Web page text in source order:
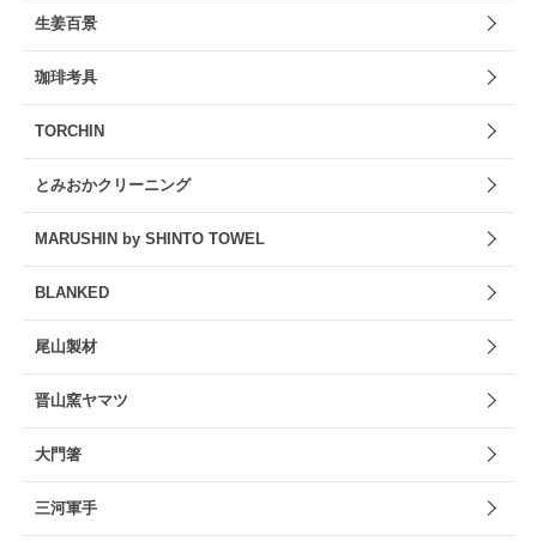
生姜百景
珈琲考具
TORCHIN
とみおかクリーニング
MARUSHIN by SHINTO TOWEL
BLANKED
尾山製材
晋山窯ヤマツ
大門箸
三河軍手